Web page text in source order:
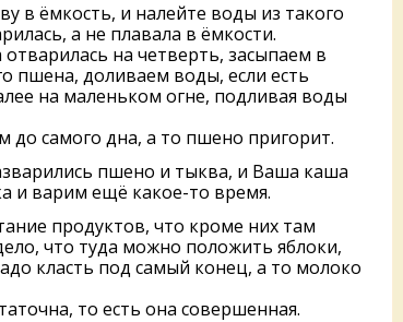
в ёмкость, и налейте воды из такого
а не плавала в ёмкости.
отварилась на четверть, засыпаем в
пшена, доливаем воды, если есть
на маленьком огне, подливая воды
до самого дна, а то пшено пригорит.
пшено и тыква, и Ваша каша
и варим ещё какое-то время.
продуктов, что кроме них там
что туда можно положить яблоки,
класть под самый конец, а то молоко
то есть она совершенная.